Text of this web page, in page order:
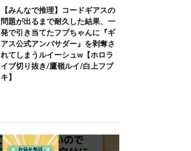
【みんなで推理】コードギアスの
問題が出るまで耐久した結果、一
発で引き当てたフブちゃんに『ギ
アス公式アンバサダー』を剥奪さ
れてしまうルイーシュw【ホロラ
イブ切り抜き/鷹嶺ルイ/白上フブ
キ】